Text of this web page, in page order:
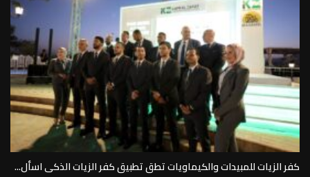
كفر الزيات للمبيدات والكيماويات تطق تطبيق كفر الزيات الذكى اسأل...